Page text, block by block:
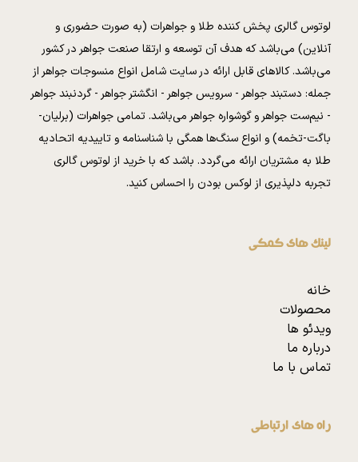
لوتوس گالری پخش کننده طلا و جواهرات (به صورت حضوری و
آنلاین) می‌باشد که هدف آن توسعه و ارتقا صنعت جواهر در کشور
می‌باشد. کالا‌های قابل ارائه در سایت شامل انواع منسوجات جواهر از
جمله: دستبند جواهر - سرویس جواهر - انگشتر جواهر - گردنبند جواهر
- نیم‌ست جواهر و گوشواره جواهر می‌باشد. تمامی جواهرات (برلیان-
باگت-تخمه) و انواع سنگ‌ها همگی با شناسنامه و تاییدیه اتحادیه
طلا به مشتریان ارائه می‌گردد. باشد که با خرید از لوتوس گالری
تجربه دلپذیری از لوکس بودن را احساس کنید.
لینک های کمکی
خانه
محصولات
ویدئو ها
درباره ما
تماس با ما
راه های ارتباطی